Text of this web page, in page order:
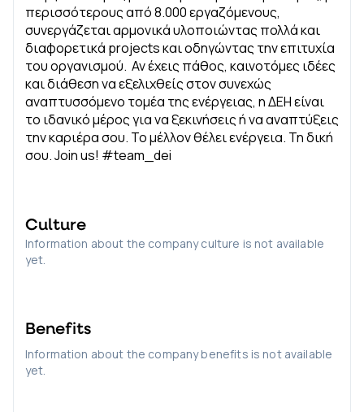
περισσότερους από 8.000 εργαζόμενους,
συνεργάζεται αρμονικά υλοποιώντας πολλά και
διαφορετικά projects και οδηγώντας την επιτυχία
του οργανισμού. Αν έχεις πάθος, καινοτόμες ιδέες
και διάθεση να εξελιχθείς στον συνεχώς
αναπτυσσόμενο τομέα της ενέργειας, η ΔΕΗ είναι
το ιδανικό μέρος για να ξεκινήσεις ή να αναπτύξεις
την καριέρα σου. Το μέλλον θέλει ενέργεια. Τη δική
σου. Join us! #team_dei
Culture
Information about the company culture is not available
yet.
Benefits
Information about the company benefits is not available
yet.